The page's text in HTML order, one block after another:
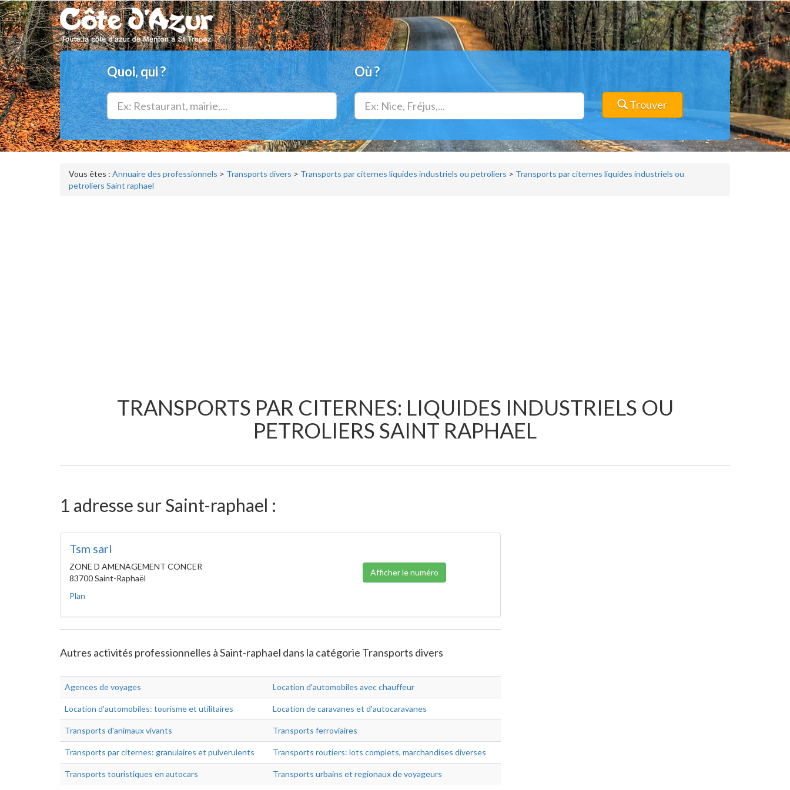
Quoi, qui ? Où ?
Trouver
Vous êtes : Annuaire des professionnels > Transports divers > Transports par citernes liquides industriels ou petroliers > Transports par citernes liquides industriels ou
petroliers Saint raphael
TRANSPORTS PAR CITERNES: LIQUIDES INDUSTRIELS OU
PETROLIERS SAINT RAPHAEL
1 adresse sur Saint-raphael :
Tsm sarl
ZONE D AMENAGEMENT CONCER
83700 Saint-Raphaël
Plan
Afficher le numéro
Autres activités professionnelles à Saint-raphael dans la catégorie Transports divers
Agences de voyages Location d'automobiles avec chauffeur
Location d'automobiles: tourisme et utilitaires Location de caravanes et d'autocaravanes
Transports d'animaux vivants Transports ferroviaires
Transports par citernes: granulaires et pulverulents Transports routiers: lots complets, marchandises diverses
Transports touristiques en autocars Transports urbains et regionaux de voyageurs